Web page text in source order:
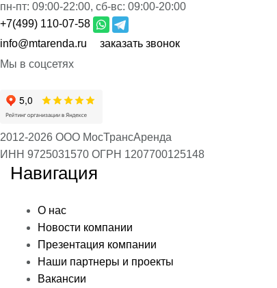
пн-пт: 09:00-22:00, сб-вс: 09:00-20:00
+7(499) 110-07-58
info@mtarenda.ru
заказать звонок
Мы в соцсетях
2012-2026 ООО МосТрансАренда
ИНН 9725031570 ОГРН 1207700125148
Навигация
О нас
Новости компании
Презентация компании
Наши партнеры и проекты
Вакансии